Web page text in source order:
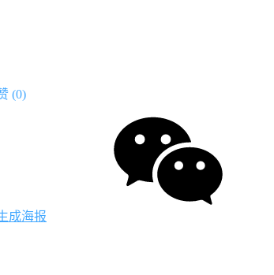
(0)
成海报